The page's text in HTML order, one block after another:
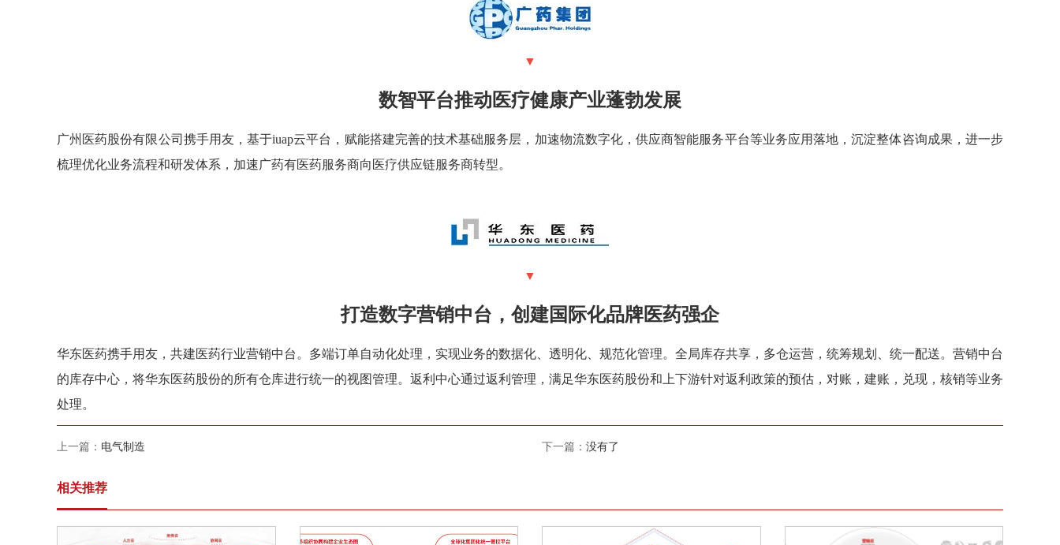
▼
数智平台推动医疗健康产业蓬勃发展
广州医药股份有限公司携手用友，基于iuap云平台，赋能搭建完善的技术基础服务层，加速物流数字化，供应商智能服务平台等业务应用落地，沉淀整体咨询成果，进一步
梳理优化业务流程和研发体系，加速广药有医药服务商向医疗供应链服务商转型。
▼
打造数字营销中台，创建国际化品牌医药强企
华东医药携手用友，共建医药行业营销中台。多端订单自动化处理，实现业务的数据化、透明化、规范化管理。全局库存共享，多仓运营，统筹规划、统一配送。营销中台
的库存中心，将华东医药股份的所有仓库进行统一的视图管理。返利中心通过返利管理，满足华东医药股份和上下游针对返利政策的预估，对账，建账，兑现，核销等业务
处理。
上一篇： 电气制造 下一篇： 没有了
相关推荐